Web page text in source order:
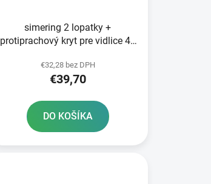
simering 2 lopatky +
protiprachový kryt pre vidlice 45
SKF
€32,28 bez DPH
€39,70
DO KOŠÍKA